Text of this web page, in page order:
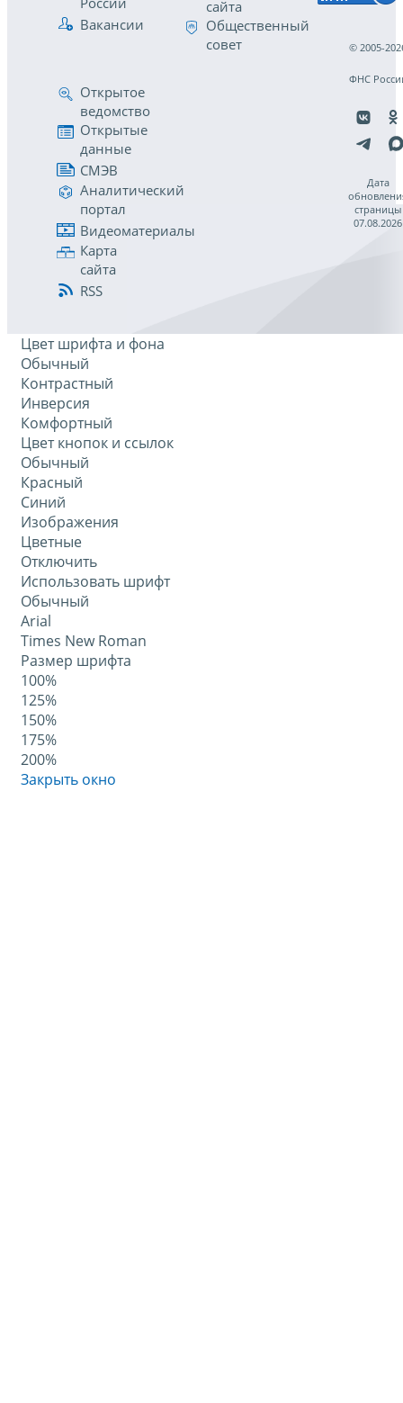
Вакансии
сайта
Общественный
совет
Открытое
ведомство
Открытые
данные
СМЭВ
Аналитический
портал
Видеоматериалы
Карта
сайта
RSS
© 2005-
ФНС
Дата
страницы
07.08.2026
Цвет шрифта и фона
Обычный
Контрастный
Инверсия
Комфортный
Цвет кнопок и ссылок
Обычный
Красный
Синий
Изображения
Цветные
Отключить
Использовать шрифт
Обычный
Arial
Times New Roman
Размер шрифта
100%
125%
150%
175%
200%
Закрыть окно